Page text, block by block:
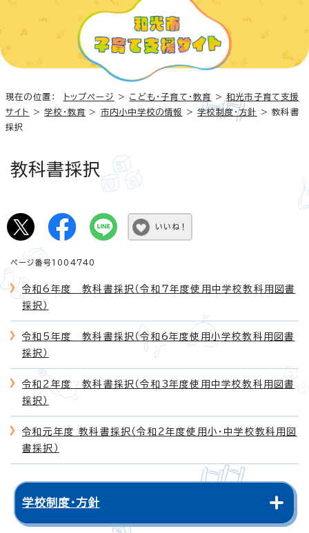
現在の位置： トップページ > こども・子育て・教育 >和光市子育て支援
サイト
>学校・教育 > 市内小中学校の情報 >学校制度・方針
> 教科書
採択
教科書採択
いいね！
ページ番号1004740
令和6年度 教科書採択（令和7年度使用中学校教科用図書
採択）
令和5年度 教科書採択（令和6年度使用小学校教科用図書
採択）
令和2年度 教科書採択（令和3年度使用中学校教科用図書
採択）
令和元年度 教科書採択（令和2年度使用小・中学校教科用図
書採択）
学校制度・方針